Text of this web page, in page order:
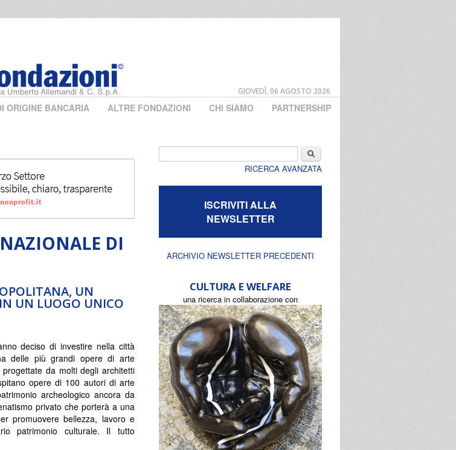
GIOVEDÌ, 06 AGOSTO 2026
ORIGINE BANCARIA ALTRE FONDAZIONI CHI SIAMO PARTNERSHIP
DI
UN
UN LUOGO UNICO
deciso di investire nella città
delle più grandi opere di arte
da molti degli architetti
opere di 100 autori di arte
archeologico ancora da
privato che porterà a una
promuovere bellezza, lavoro e
patrimonio culturale. Il tutto
Cerca
RICERCA AVANZATA
ISCRIVITI ALLA
NEWSLETTER
ARCHIVIO NEWSLETTER PRECEDENTI
CULTURA E WELFARE
una ricerca in collaborazione con